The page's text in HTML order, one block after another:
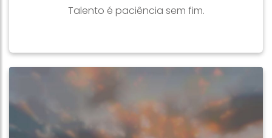
Talento é paciência sem fim.